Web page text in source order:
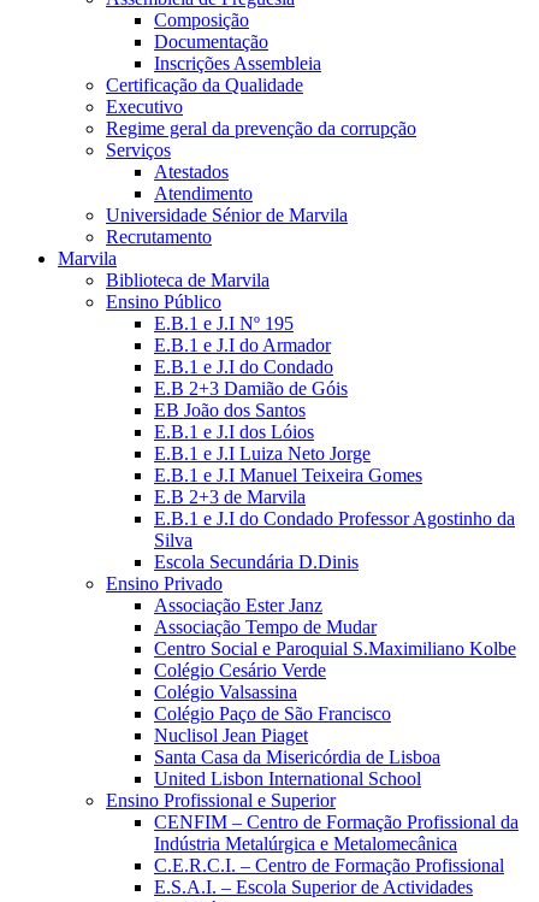
Composição
Documentação
Inscrições Assembleia
Certificação da Qualidade
Executivo
Regime geral da prevenção da corrupção
Serviços
Atestados
Atendimento
Universidade Sénior de Marvila
Recrutamento
Marvila
Biblioteca de Marvila
Ensino Público
E.B.1 e J.I Nº 195
E.B.1 e J.I do Armador
E.B.1 e J.I do Condado
E.B 2+3 Damião de Góis
EB João dos Santos
E.B.1 e J.I dos Lóios
E.B.1 e J.I Luiza Neto Jorge
E.B.1 e J.I Manuel Teixeira Gomes
E.B 2+3 de Marvila
E.B.1 e J.I do Condado Professor Agostinho da
Silva
Escola Secundária D.Dinis
Ensino Privado
Associação Ester Janz
Associação Tempo de Mudar
Centro Social e Paroquial S.Maximiliano Kolbe
Colégio Cesário Verde
Colégio Valsassina
Colégio Paço de São Francisco
Nuclisol Jean Piaget
Santa Casa da Misericórdia de Lisboa
United Lisbon International School
Ensino Profissional e Superior
CENFIM – Centro de Formação Profissional da
Indústria Metalúrgica e Metalomecânica
C.E.R.C.I. – Centro de Formação Profissional
E.S.A.I. – Escola Superior de Actividades